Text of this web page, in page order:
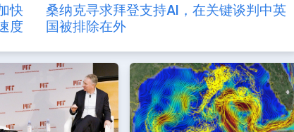
快
度
桑纳克寻求拜登支持AI，在关键谈判中英
国被排除在外